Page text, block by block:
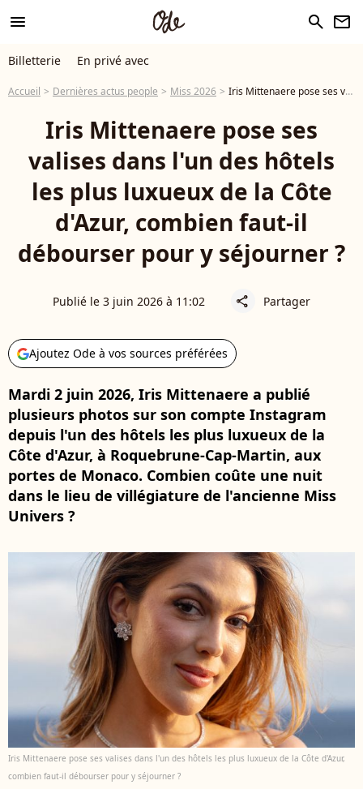
menu search newsletter
Billetterie En privé avec
Accueil Dernières actus people Miss 2026 Iris Mittenaere pose ses valises dans l'un des hôtels les plus luxueux de la Côte d'Azur, combien faut-il débourser pour y séjourner ?
Iris Mittenaere pose ses
valises dans l'un des hôtels
les plus luxueux de la Côte
d'Azur, combien faut-il
débourser pour y séjourner ?
Publié le 3 juin 2026 à 11:02 share Partager
Ajoutez Ode à vos sources préférées
Mardi 2 juin 2026, Iris Mittenaere a publié
plusieurs photos sur son compte Instagram
depuis l'un des hôtels les plus luxueux de la
Côte d'Azur, à Roquebrune-Cap-Martin, aux
portes de Monaco. Combien coûte une nuit
dans le lieu de villégiature de l'ancienne Miss
Univers ?
Iris Mittenaere pose ses valises dans l'un des hôtels les plus luxueux de la Côte d'Azur,
combien faut-il débourser pour y séjourner ?